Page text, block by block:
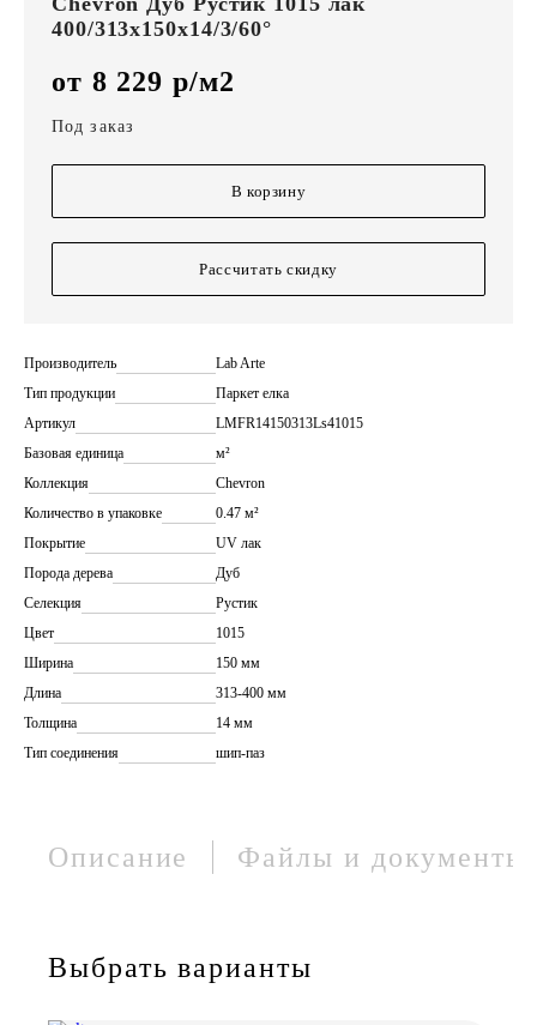
400/313х150х14/3/60°
от 8 229 р/м2
Под заказ
В корзину
Рассчитать скидку
Производитель
Lab Arte
Тип продукции
Паркет елка
Артикул
LMFR14150313Ls41015
Базовая единица
м²
Коллекция
Chevron
Количество в упаковке
0.47 м²
Покрытие
UV лак
Порода дерева
Дуб
Селекция
Рустик
Цвет
1015
Ширина
150 мм
Длина
313-400 мм
Толщина
14 мм
Тип соединения
шип-паз
Описание Файлы и документы
Выбрать варианты